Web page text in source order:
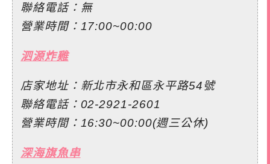
聯絡電話：無
營業時間：17:00~00:00
泗源炸雞
店家地址：新北市永和區永平路54號
聯絡電話：02-2921-2601
營業時間：16:30~00:00(週三公休)
深海旗魚串